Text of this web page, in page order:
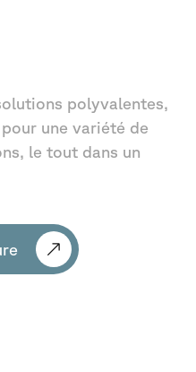
polyvalentes,
pour une variété de
le tout dans un